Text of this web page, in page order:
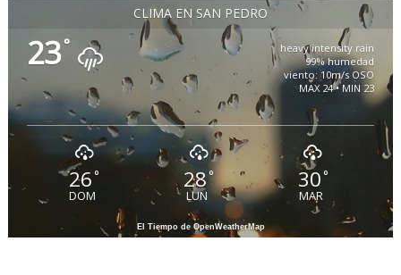
CLIMA EN SAN PEDRO
23°
heavy intensity rain
99% humedad
viento: 10m/s OSO
MAX 24 • MIN 23
26°
DOM
28 °
LUN
30°
MAR
El Tiempo de OpenWeatherMap